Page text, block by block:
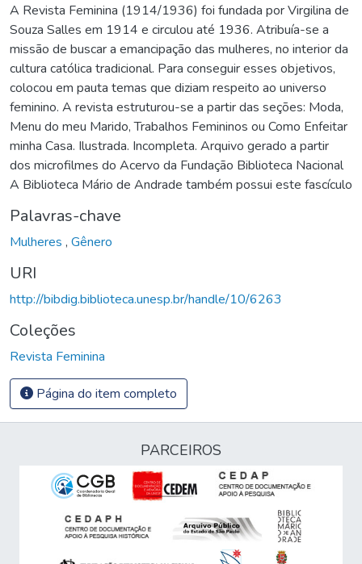
A Revista Feminina (1914/1936) foi fundada por Virgilina de
Souza Salles em 1914 e circulou até 1936. Atribuía-se a
missão de buscar a emancipação das mulheres, no interior da
cultura católica tradicional. Para conseguir esses objetivos,
colocou em pauta temas que diziam respeito ao universo
feminino. A revista estruturou-se a partir das seções: Moda,
Menu do meu Marido, Trabalhos Femininos ou Como Enfeitar
minha Casa. Ilustrada. Incompleta. Arquivo gerado a partir
dos microfilmes do Acervo da Fundação Biblioteca Nacional
A Biblioteca Mário de Andrade também possui este fascículo
Palavras-chave
Mulheres , Gênero
URI
http://bibdig.biblioteca.unesp.br/handle/10/6263
Coleções
Revista Feminina
Página do item completo
PARCEIROS